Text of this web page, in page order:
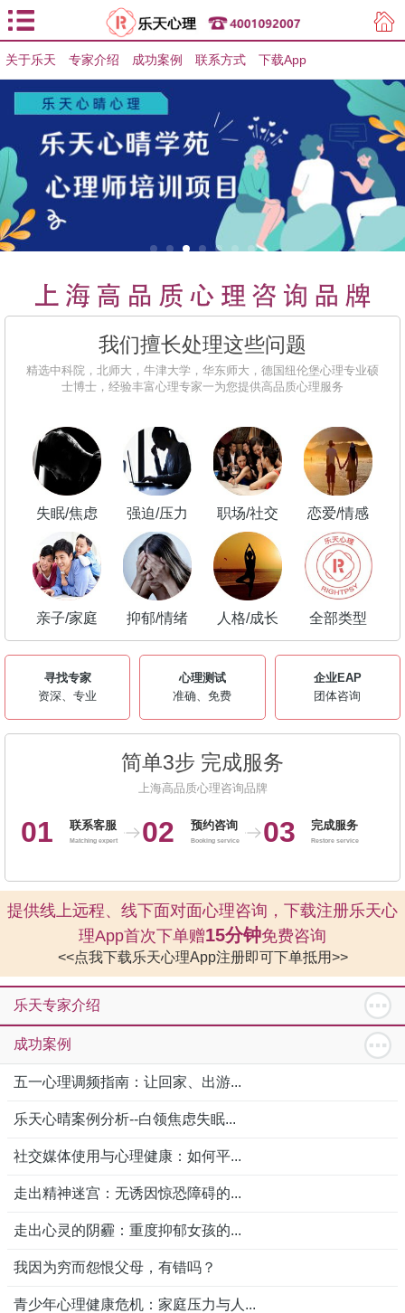
用户登录 用户注册
关于乐天 专家介绍 成功案例 联系方式 下载App
我们擅长处理这些问题
精选中科院，北师大，牛津大学，华东师大，德国纽伦堡心理专业硕
士博士，经验丰富心理专家一为您提供高品质心理服务
失眠/焦虑 强迫/压力 职场/社交 恋爱/情感
亲子/家庭 抑郁/情绪 人格/成长 全部类型
寻找专家
资深、专业
心理测试
准确、免费
企业EAP
团体咨询
简单3步 完成服务
上海高品质心理咨询品牌
01 联系客服
Matching expert 02 预约咨询
Booking service 03 完成服务
Restore service
提供线上远程、线下面对面心理咨询，下载注册乐天心
理App首次下单赠15分钟免费咨询
<<点我下载乐天心理App注册即可下单抵用>>
乐天专家介绍
成功案例
五一心理调频指南：让回家、出游...
乐天心晴案例分析--白领焦虑失眠...
社交媒体使用与心理健康：如何平...
走出精神迷宫：无诱因惊恐障碍的...
走出心灵的阴霾：重度抑郁女孩的...
我因为穷而怨恨父母，有错吗？
青少年心理健康危机：家庭压力与人...